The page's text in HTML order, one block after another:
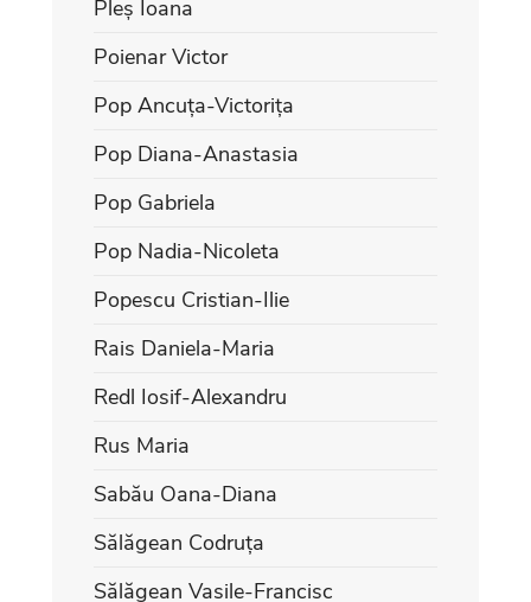
Pleș Ioana
Poienar Victor
Pop Ancuța-Victorița
Pop Diana-Anastasia
Pop Gabriela
Pop Nadia-Nicoleta
Popescu Cristian-Ilie
Rais Daniela-Maria
Redl Iosif-Alexandru
Rus Maria
Sabău Oana-Diana
Sălăgean Codruța
Sălăgean Vasile-Francisc